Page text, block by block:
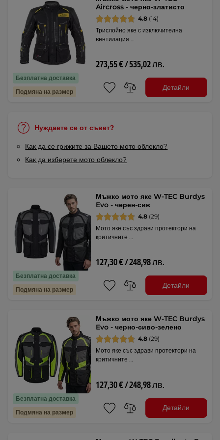
Безплатна доставка
Подмяна на размер
Aircross - черно-златисто
4.8 (14)
Трислойно яке с изключителна
вентилация …
273,55 € / 535,02 лв.
Детайли
Нуждаете се от съвет?
Как да се грижите за Вашето мото облекло?
Как да изберете мото облекло?
Безплатна доставка
Подмяна на размер
Мъжко мото яке W-TEC Burdys
Evo - черен-сив
4.8 (29)
Мото яке със здрави протектори на
критичните …
127,30 € / 248,98 лв.
Детайли
Безплатна доставка
Подмяна на размер
Мъжко мото яке W-TEC Burdys
Evo - черно-сиво-зелено
4.8 (29)
Мото яке със здрави протектори на
критичните …
127,30 € / 248,98 лв.
Детайли